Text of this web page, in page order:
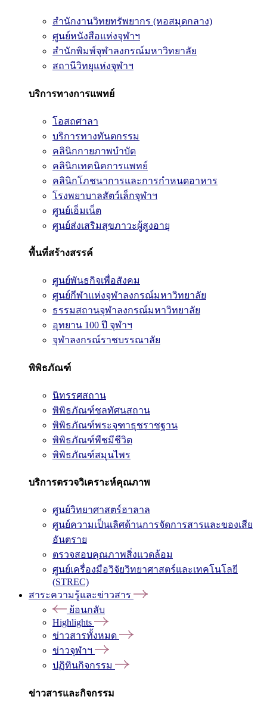
สำนักงานวิทยทรัพยากร (หอสมุดกลาง)
ศูนย์หนังสือแห่งจุฬาฯ
สำนักพิมพ์จุฬาลงกรณ์มหาวิทยาลัย
สถานีวิทยุแห่งจุฬาฯ
บริการทางการแพทย์
โอสถศาลา
บริการทางทันตกรรม
คลินิกกายภาพบำบัด
คลินิกเทคนิคการแพทย์
คลินิกโภชนาการและการกำหนดอาหาร
โรงพยาบาลสัตว์เล็กจุฬาฯ
ศูนย์เอ็มเน็ต
ศูนย์ส่งเสริมสุขภาวะผู้สูงอายุ
พื้นที่สร้างสรรค์
ศูนย์พันธกิจเพื่อสังคม
ศูนย์กีฬาแห่งจุฬาลงกรณ์มหาวิทยาลัย
ธรรมสถานจุฬาลงกรณ์มหาวิทยาลัย
อุทยาน 100 ปี จุฬาฯ
จุฬาลงกรณ์ราชบรรณาลัย
พิพิธภัณฑ์
นิทรรศสถาน
พิพิธภัณฑ์ชลทัศนสถาน
พิพิธภัณฑ์พระจุฑาธุชราชฐาน
พิพิธภัณฑ์พืชมีชีวิต
พิพิธภัณฑ์สมุนไพร
บริการตรวจวิเคราะห์คุณภาพ
ศูนย์วิทยาศาสตร์ฮาลาล
ศูนย์ความเป็นเลิศด้านการจัดการสารและของเสีย
อันตราย
ตรวจสอบคุณภาพสิ่งแวดล้อม
ศูนย์เครื่องมือวิจัยวิทยาศาสตร์และเทคโนโลยี
(STREC)
สาระความรู้และข่าวสาร
ย้อนกลับ
Highlights
ข่าวสารทั้งหมด
ข่าวจุฬาฯ
ปฏิทินกิจกรรม
ข่าวสารและกิจกรรม